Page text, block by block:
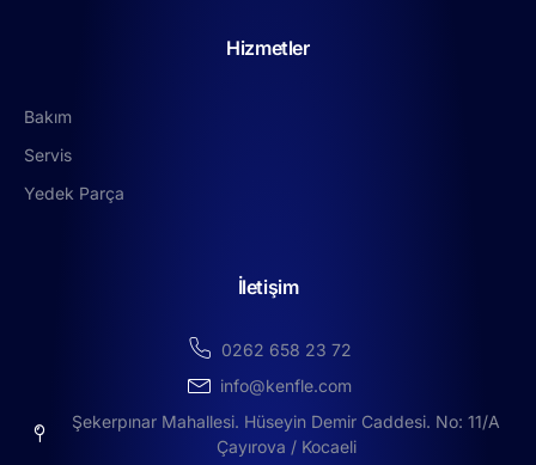
Hizmetler
Bakım
Servis
Yedek Parça
İletişim
0262 658 23 72
info@kenfle.com
Şekerpınar Mahallesi. Hüseyin Demir Caddesi. No: 11/A
Çayırova / Kocaeli